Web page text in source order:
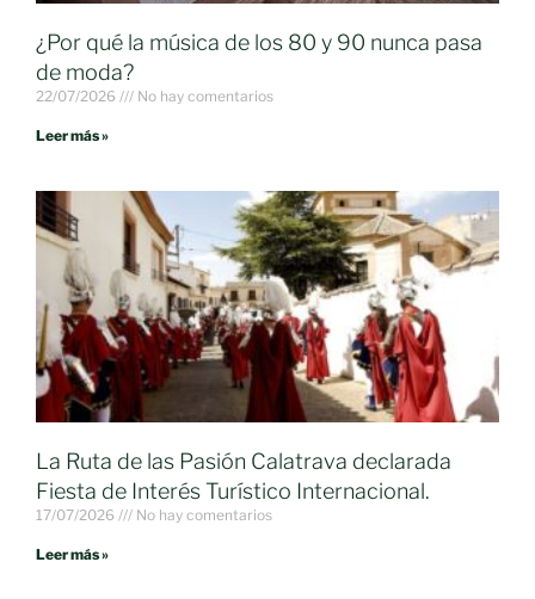
¿Por qué la música de los 80 y 90 nunca pasa
de moda?
22/07/2026 No hay comentarios
Leer más »
La Ruta de las Pasión Calatrava declarada
Fiesta de Interés Turístico Internacional.
17/07/2026 No hay comentarios
Leer más »